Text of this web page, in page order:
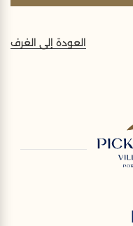
العودة إلى الغرف